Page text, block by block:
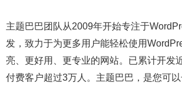
主题巴巴团队从2009年开始专注于
发，致力于为更多用户能轻松使用
亮、更好用、更专业的网站。已累计开发
付费客户超过3万人。主题巴巴，是您可以